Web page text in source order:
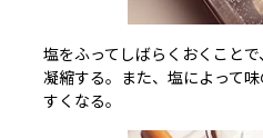
塩をふってしばらくおくこと
凝縮する。また、塩によって
すくなる。